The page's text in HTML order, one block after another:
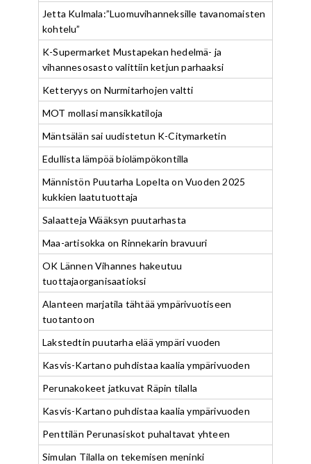
Jetta Kulmala:”Luomuvihanneksille tavanomaisten
kohtelu”
K-Supermarket Mustapekan hedelmä- ja
vihannesosasto valittiin ketjun parhaaksi
Ketteryys on Nurmitarhojen valtti
MOT mollasi mansikkatiloja
Mäntsälän sai uudistetun K-Citymarketin
Edullista lämpöä biolämpökontilla
Männistön Puutarha Lopelta on Vuoden 2025
kukkien laatutuottaja
Salaatteja Wääksyn puutarhasta
Maa-artisokka on Rinnekarin bravuuri
OK Lännen Vihannes hakeutuu
tuottajaorganisaatioksi
Alanteen marjatila tähtää ympärivuotiseen
tuotantoon
Lakstedtin puutarha elää ympäri vuoden
Kasvis-Kartano puhdistaa kaalia ympärivuoden
Perunakokeet jatkuvat Räpin tilalla
Kasvis-Kartano puhdistaa kaalia ympärivuoden
Penttilän Perunasiskot puhaltavat yhteen
Simulan Tilalla on tekemisen meninki